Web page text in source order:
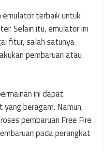
emulator terbaik untuk
Selain itu, emulator ini
fitur, salah satunya
pembaruan atau
ini dapat
beragam. Namun,
pembaruan Free Fire
pada perangkat